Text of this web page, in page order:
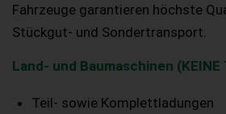
Fahrzeuge garantieren höchste
Stückgut- und Sondertransport.
Land- und Baumaschinen
Teil- sowie Komplettladungen